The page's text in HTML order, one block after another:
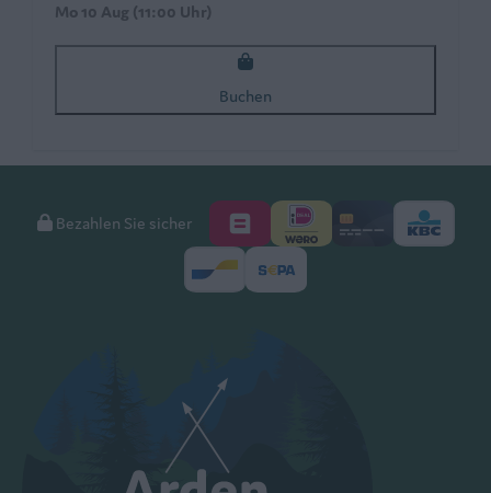
Mo 10 Aug (11:00 Uhr)
Buchen
Bezahlen Sie sicher